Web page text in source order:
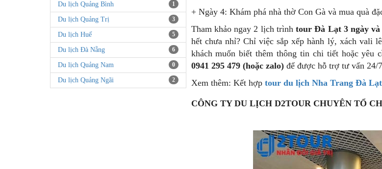
+ Ngày 4: Khám phá nhà thờ Con Gà và mua quà
Tham khảo ngay 2 lịch trìnhtour Đà Lạt 3 ngày và
hết chưa nhỉ? Chỉ việc sắp xếp hành lý, xách vali
khách muốn biết thêm thông tin chi tiết hoặc yêu
0941 295 479 (hoặc zalo)để được hỗ trợ tư vấn 24/
Xem thêm: Kết hợp tour du lịch Nha Trang Đà Lạt
CÔNG TY DU LỊCH D2TOUR CHUYÊN TỔ
Du lịch Quảng Bình 1
Du lịch Quảng Trị 3
Du lịch Huế 5
Du lịch Đà Nẵng 6
Du lịch Quảng Nam 0
Du lịch Quảng Ngãi 2